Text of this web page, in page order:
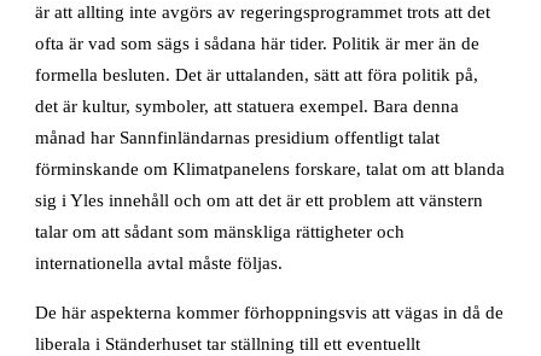
är att allting inte avgörs av regeringsprogrammet trots att det
ofta är vad som sägs i sådana här tider. Politik är mer än de
formella besluten. Det är uttalanden, sätt att föra politik på,
det är kultur, symboler, att statuera exempel. Bara denna
månad har Sannfinländarnas presidium offentligt talat
förminskande om Klimatpanelens forskare, talat om att blanda
sig i Yles innehåll och om att det är ett problem att vänstern
talar om att sådant som mänskliga rättigheter och
internationella avtal måste följas.
De här aspekterna kommer förhoppningsvis att vägas in då de
liberala i Ständerhuset tar ställning till ett eventuellt